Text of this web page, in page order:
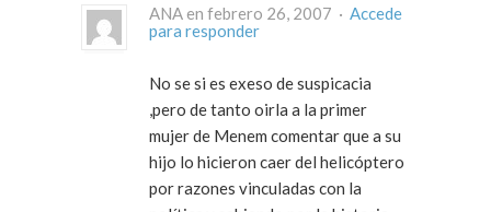
ANA en febrero 26, 2007 · Accede
para responder
No se si es exeso de suspicacia
,pero de tanto oirla a la primer
mujer de Menem comentar que a su
hijo lo hicieron caer del helicóptero
por razones vinculadas con la